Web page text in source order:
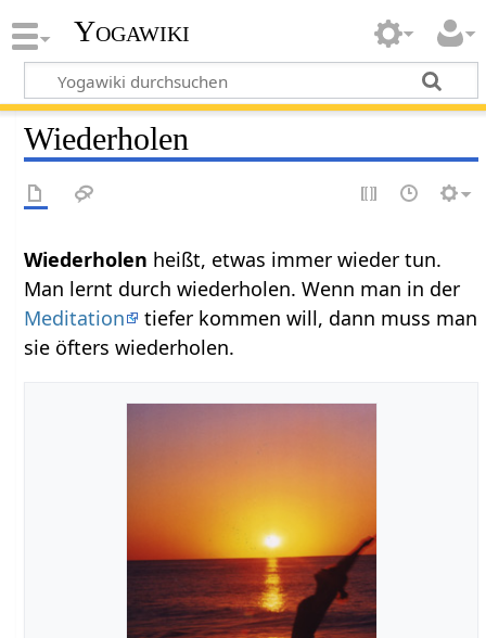
Yogawiki
Wiederholen
heißt, etwas immer wieder tun.
Man lernt durch wiederholen. Wenn man in der
Meditation
tiefer kommen will, dann muss man
sie öfters wiederholen.